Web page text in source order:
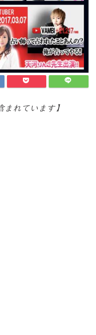
まれています】